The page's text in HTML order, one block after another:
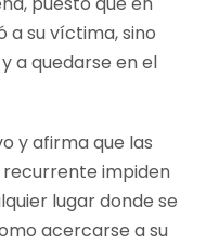
a su víctima, sino
a quedarse en el
y afirma que las
impiden
lugar donde se
acercarse a su